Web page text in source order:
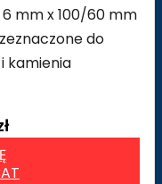
mm x 100/60 mm
do
kamienia